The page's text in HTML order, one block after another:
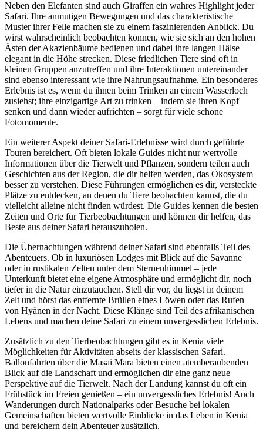
Neben den Elefanten sind auch Giraffen ein wahres Highlight jeder
Safari. Ihre anmutigen Bewegungen und das charakteristische
Muster ihrer Felle machen sie zu einem faszinierenden Anblick. Du
wirst wahrscheinlich beobachten können, wie sie sich an den hohen
Ästen der Akazienbäume bedienen und dabei ihre langen Hälse
elegant in die Höhe strecken. Diese friedlichen Tiere sind oft in
kleinen Gruppen anzutreffen und ihre Interaktionen untereinander
sind ebenso interessant wie ihre Nahrungsaufnahme. Ein besonderes
Erlebnis ist es, wenn du ihnen beim Trinken an einem Wasserloch
zusiehst; ihre einzigartige Art zu trinken – indem sie ihren Kopf
senken und dann wieder aufrichten – sorgt für viele schöne
Fotomomente.
Ein weiterer Aspekt deiner Safari-Erlebnisse wird durch geführte
Touren bereichert. Oft bieten lokale Guides nicht nur wertvolle
Informationen über die Tierwelt und Pflanzen, sondern teilen auch
Geschichten aus der Region, die dir helfen werden, das Ökosystem
besser zu verstehen. Diese Führungen ermöglichen es dir, versteckte
Plätze zu entdecken, an denen du Tiere beobachten kannst, die du
vielleicht alleine nicht finden würdest. Die Guides kennen die besten
Zeiten und Orte für Tierbeobachtungen und können dir helfen, das
Beste aus deiner Safari herauszuholen.
Die Übernachtungen während deiner Safari sind ebenfalls Teil des
Abenteuers. Ob in luxuriösen Lodges mit Blick auf die Savanne
oder in rustikalen Zelten unter dem Sternenhimmel – jede
Unterkunft bietet eine eigene Atmosphäre und ermöglicht dir, noch
tiefer in die Natur einzutauchen. Stell dir vor, du liegst in deinem
Zelt und hörst das entfernte Brüllen eines Löwen oder das Rufen
von Hyänen in der Nacht. Diese Klänge sind Teil des afrikanischen
Lebens und machen deine Safari zu einem unvergesslichen Erlebnis.
Zusätzlich zu den Tierbeobachtungen gibt es in Kenia viele
Möglichkeiten für Aktivitäten abseits der klassischen Safari.
Ballonfahrten über die Masai Mara bieten einen atemberaubenden
Blick auf die Landschaft und ermöglichen dir eine ganz neue
Perspektive auf die Tierwelt. Nach der Landung kannst du oft ein
Frühstück im Freien genießen – ein unvergessliches Erlebnis! Auch
Wanderungen durch Nationalparks oder Besuche bei lokalen
Gemeinschaften bieten wertvolle Einblicke in das Leben in Kenia
und bereichern dein Abenteuer zusätzlich.